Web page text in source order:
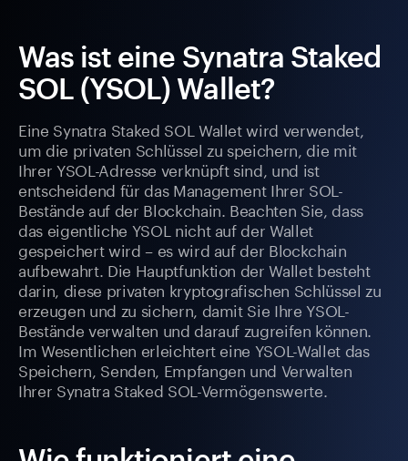
Was ist eine Synatra Staked
SOL (YSOL) Wallet?
Eine Synatra Staked SOL Wallet wird verwendet,
um die privaten Schlüssel zu speichern, die mit
Ihrer YSOL-Adresse verknüpft sind, und ist
entscheidend für das Management Ihrer SOL-
Bestände auf der Blockchain. Beachten Sie, dass
das eigentliche YSOL nicht auf der Wallet
gespeichert wird – es wird auf der Blockchain
aufbewahrt. Die Hauptfunktion der Wallet besteht
darin, diese privaten kryptografischen Schlüssel zu
erzeugen und zu sichern, damit Sie Ihre YSOL-
Bestände verwalten und darauf zugreifen können.
Im Wesentlichen erleichtert eine YSOL-Wallet das
Speichern, Senden, Empfangen und Verwalten
Ihrer Synatra Staked SOL-Vermögenswerte.